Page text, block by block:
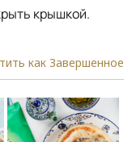
крышкой.
как Завершенное